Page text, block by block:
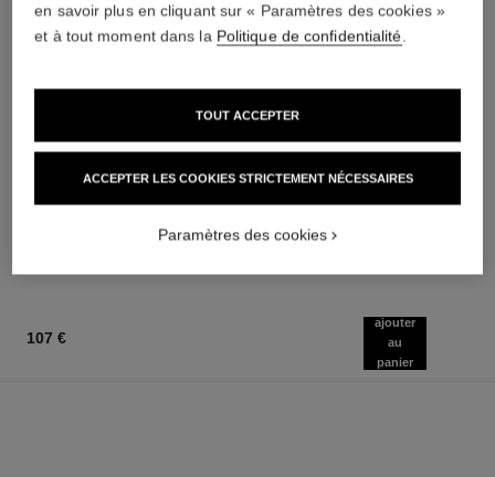
le rouge duo ultra tenue
Duo Lèvres Longue Tenue
21 teintes disponibles
AJOUTER AU PANIER
chance
Eau de Parfum Vaporisateur
à partir de
107 €
ajouter
au
panier
en savoir plus en cliquant sur « Paramètres des cookies »
et à tout moment dans la Politique de confidentialité.
ACCEPTER LES COOKIES STRICTEMENT NÉCESSAIRES
TOUT ACCEPTER
Paramètres des cookies